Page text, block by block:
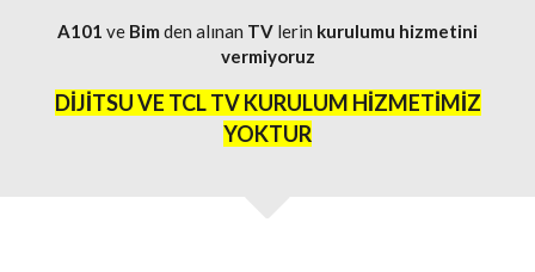
A101 ve Bim den alınan TV lerin kurulumu hizmetini
vermiyoruz
DİJİTSU VE TCL TV KURULUM HİZMETİMİZ
YOKTUR